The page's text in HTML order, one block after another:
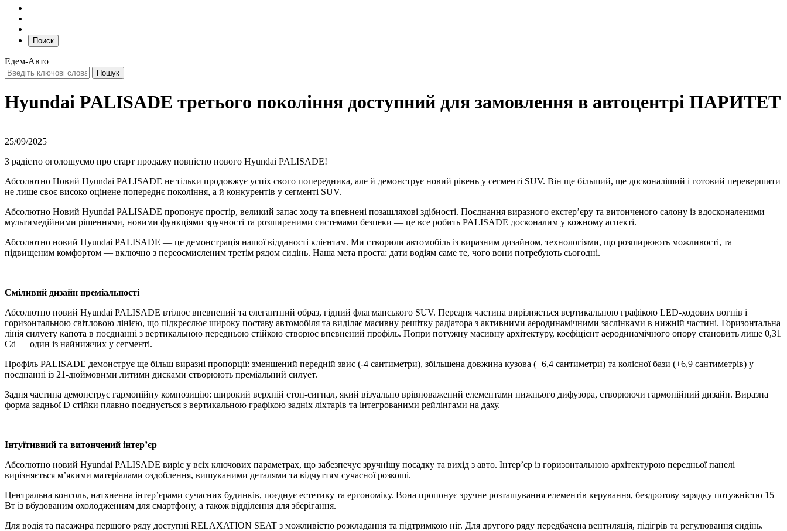
Поиск
Едем-Авто
Hyundai PALISADE третього покоління доступний для замовлення в автоцентрі ПАРИТЕТ
25/09/2025
З радістю оголошуємо про старт продажу повністю нового Hyundai PALISADE!
Абсолютно Новий Hyundai PALISADE не тільки продовжує успіх свого попередника, але й демонструє новий рівень у сегменті SUV. Він ще більший, ще досконаліший і готовий перевершити
не лише своє високо оцінене попереднє покоління, а й конкурентів у сегменті SUV.
Абсолютно Новий Hyundai PALISADE пропонує простір, великий запас ходу та впевнені позашляхові здібності. Поєднання виразного екстер’єру та витонченого салону із вдосконаленими
мультимедійними рішеннями, новими функціями зручності та розширеними системами безпеки — це все робить PALISADE досконалим у кожному аспекті.
Абсолютно новий Hyundai PALISADE — це демонстрація нашої відданості клієнтам. Ми створили автомобіль із виразним дизайном, технологіями, що розширюють можливості, та
підвищеним комфортом — включно з переосмисленим третім рядом сидінь. Наша мета проста: дати водіям саме те, чого вони потребують сьогодні.
Сміливий дизайн преміальності
Абсолютно новий Hyundai PALISADE втілює впевнений та елегантний образ, гідний флагманського SUV. Передня частина вирізняється вертикальною графікою LED-ходових вогнів і
горизонтальною світловою лінією, що підкреслює широку поставу автомобіля та виділяє масивну решітку радіатора з активними аеродинамічними заслінками в нижній частині. Горизонтальна
лінія силуету капота в поєднанні з вертикальною передньою стійкою створює впевнений профіль. Попри потужну масивну архітектуру, коефіцієнт аеродинамічного опору становить лише 0,31
Cd — один із найнижчих у сегменті.
Профіль PALISADE демонструє ще більш виразні пропорції: зменшений передній звис (-4 сантиметри), збільшена довжина кузова (+6,4 сантиметри) та колісної бази (+6,9 сантиметрів) у
поєднанні із 21-дюймовими литими дисками створюють преміальний силует.
Задня частина демонструє гармонійну композицію: широкий верхній стоп-сигнал, який візуально врівноважений елементами нижнього дифузора, створюючи гармонійний дизайн. Виразна
форма задньої D стійки плавно поєднується з вертикальною графікою задніх ліхтарів та інтегрованими рейлінгами на даху.
Інтуїтивний та витончений інтер’єр
Абсолютно новий Hyundai PALISADE виріс у всіх ключових параметрах, що забезпечує зручнішу посадку та вихід з авто. Інтер’єр із горизонтальною архітектурою передньої панелі
вирізняється м’якими матеріалами оздоблення, вишуканими деталями та відчуттям сучасної розкоші.
Центральна консоль, натхненна інтер’єрами сучасних будинків, поєднує естетику та ергономіку. Вона пропонує зручне розташування елементів керування, бездротову зарядку потужністю 15
Вт із вбудованим охолодженням для смартфону, а також відділення для зберігання.
Для водія та пасажира першого ряду доступні RELAXATION SEAT з можливістю розкладання та підтримкою ніг. Для другого ряду передбачена вентиляція, підігрів та регулювання сидінь.